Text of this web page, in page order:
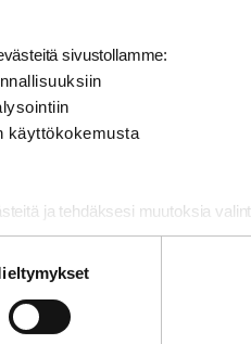
sivustollamme:
käyttökokemusta
ja tehdäksesi muutoksia
alan
edustavat